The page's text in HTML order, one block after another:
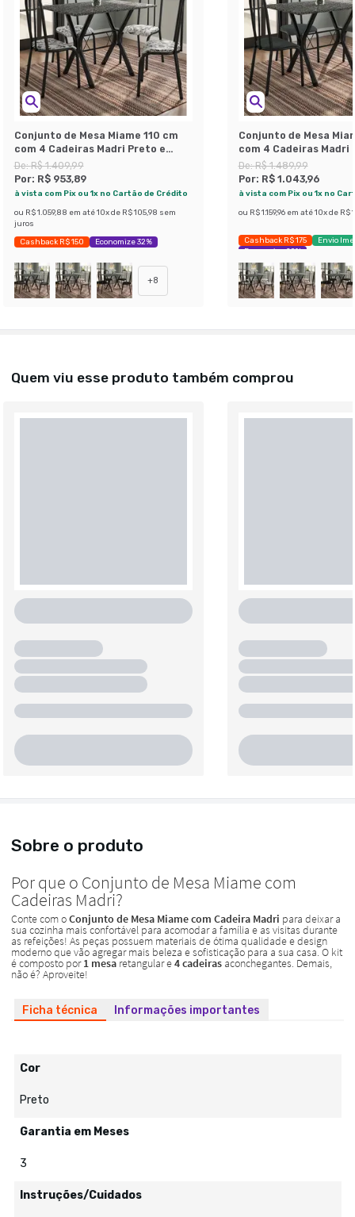
Conjunto de Mesa Miame 110 cm
com 4 Cadeiras Madri Preto e
Branco Floral
De:R$ 1.409,99
Por: R$ 953,89
à vista com Pix ou 1x no Cartão de Crédito
ou R$ 1.059,88 em até 10x de R$ 105,98 sem
juros
Cashback R$ 150 Economize 32%
+8
Conjunto de Mesa
com 4 Cadeiras Madri
Mesclado Petróleo
De:R$ 1.489,99
Por: R$ 1.043,96
à vista com Pix ou 1x no
ou R$ 1.159,96 em até 10x de R$
Cashback R$ 175
Envio
Economize 29%
Quem viu esse produto também comprou
Sobre o produto
Ficha técnica Informações importantes
Cor
Preto
Garantia em Meses
3
Instruções/Cuidados